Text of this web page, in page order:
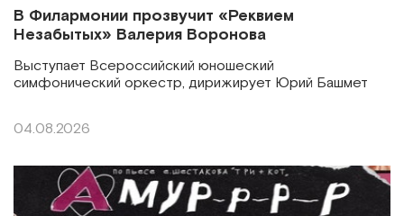
В Филармонии прозвучит «Реквием
Незабытых» Валерия Воронова
Выступает Всероссийский юношеский
симфонический оркестр, дирижирует Юрий Башмет
04.08.2026